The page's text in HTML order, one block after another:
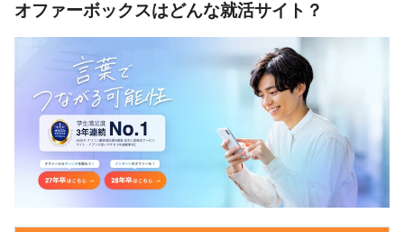
オファーボックスはどんな就活サイト？